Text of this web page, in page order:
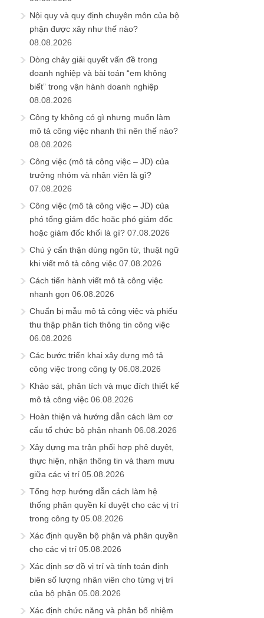
Nội quy và quy định chuyên môn của bộ
phận được xây như thế nào?
08.08.2026
Dòng chảy giải quyết vấn đề trong
doanh nghiệp và bài toán “em không
biết” trong vận hành doanh nghiệp
08.08.2026
Công ty không có gì nhưng muốn làm
mô tả công việc nhanh thì nên thế nào?
08.08.2026
Công việc (mô tả công việc – JD) của
trưởng nhóm và nhân viên là gì?
07.08.2026
Công việc (mô tả công việc – JD) của
phó tổng giám đốc hoặc phó giám đốc
hoặc giám đốc khối là gì? 07.08.2026
Chú ý cẩn thận dùng ngôn từ, thuật ngữ
khi viết mô tả công việc 07.08.2026
Cách tiến hành viết mô tả công việc
nhanh gọn 06.08.2026
Chuẩn bị mẫu mô tả công việc và phiếu
thu thập phân tích thông tin công việc
06.08.2026
Các bước triển khai xây dựng mô tả
công việc trong công ty 06.08.2026
Khảo sát, phân tích và mục đích thiết kế
mô tả công việc 06.08.2026
Hoàn thiện và hướng dẫn cách làm cơ
cấu tổ chức bộ phận nhanh 06.08.2026
Xây dựng ma trận phối hợp phê duyệt,
thực hiện, nhận thông tin và tham mưu
giữa các vị trí 05.08.2026
Tổng hợp hướng dẫn cách làm hệ
thống phân quyền kí duyệt cho các vị trí
trong công ty 05.08.2026
Xác định quyền bộ phận và phân quyền
cho các vị trí 05.08.2026
Xác định sơ đồ vị trí và tính toán định
biên số lượng nhân viên cho từng vị trí
của bộ phận 05.08.2026
Xác định chức năng và phân bổ nhiệm